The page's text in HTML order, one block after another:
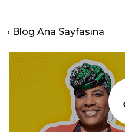
‹ Blog Ana Sayfasına